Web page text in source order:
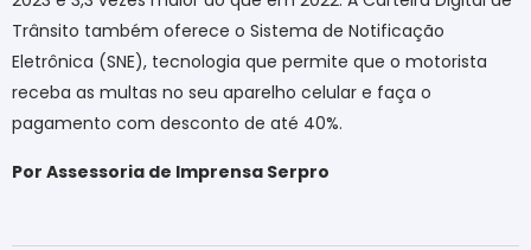
Trânsito também oferece o Sistema de Notificação
Eletrônica (SNE), tecnologia que permite que o motorista
receba as multas no seu aparelho celular e faça o
pagamento com desconto de até 40%.
Por Assessoria de Imprensa Serpro